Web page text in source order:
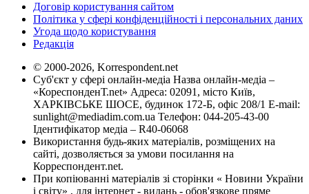
Договір користування сайтом
Політика у сфері конфіденційності і персональних даних
Угода щодо користування
Редакція
© 2000-2026, Korrespondent.net
Суб'єкт у сфері онлайн-медіа Назва онлайн-медіа –
«КореспонденТ.net» Адреса: 02091, місто Київ,
ХАРКІВСЬКЕ ШОСЕ, будинок 172-Б, офіс 208/1 E-mail:
sunlight@mediadim.com.ua Телефон: 044-205-43-00
Ідентифікатор медіа – R40-06068
Використання будь-яких матеріалів, розміщених на
сайті, дозволяється за умови посилання на
Корреспондент.net.
При копіюванні матеріалів зі сторінки « Новини України
і світу» , для інтернет - видань - обов'язкове пряме